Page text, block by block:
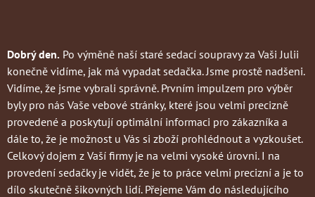
Dobrý den. Po výměně naší staré sedací soupravy za Vaši Julii
konečně vidíme, jak má vypadat sedačka. Jsme prostě nadšeni.
Vidíme, že jsme vybrali správně. Prvním impulzem pro výběr
byly pro nás Vaše vebové stránky, které jsou velmi precizně
provedené a poskytují optimální informaci pro zákazníka a
dále to, že je možnost u Vás si zboží prohlédnout a vyzkoušet.
Celkový dojem z Vaší firmy je na velmi vysoké úrovni. I na
provedení sedačky je vidět, že je to práce velmi precizní a je to
dílo skutečně šikovných lidí. Přejeme Vám do následujícího